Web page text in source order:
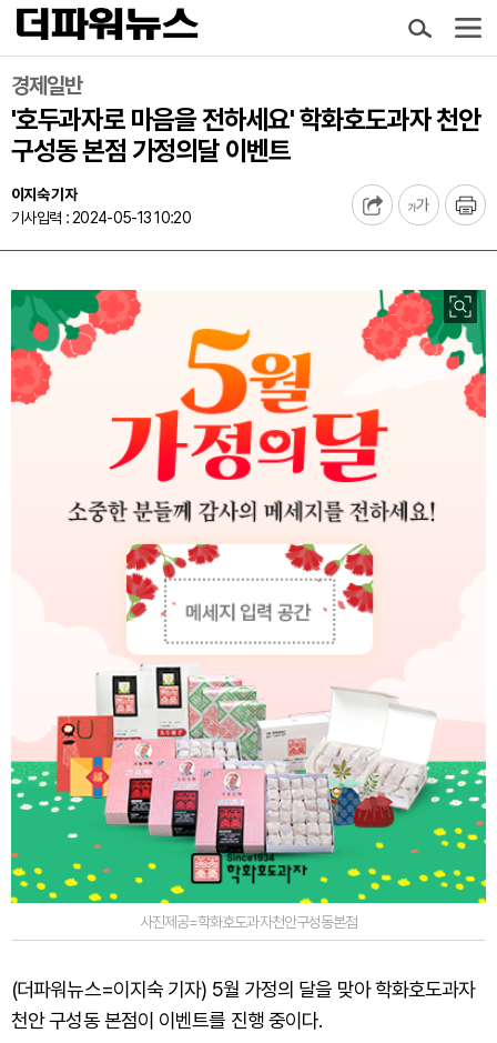
경제일반
'호두과자로 마음을 전하세요' 학화호도과자 천안
구성동 본점 가정의달 이벤트
이지숙 기자
기사입력 : 2024-05-13 10:20
사진제공=학화호도과자천안구성동본점
(더파워뉴스=이지숙 기자) 5월 가정의 달을 맞아 학화호도과자
천안 구성동 본점이 이벤트를 진행 중이다.